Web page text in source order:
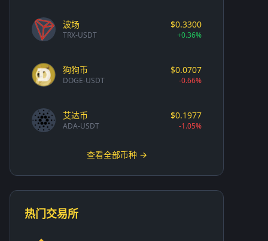
波场
TRX-USDT
$0.3300
+0.36%
狗狗币
DOGE-USDT
$0.0707
-0.66%
艾达币
ADA-USDT
$0.1977
-1.05%
查看全部币种 →
热门交易所